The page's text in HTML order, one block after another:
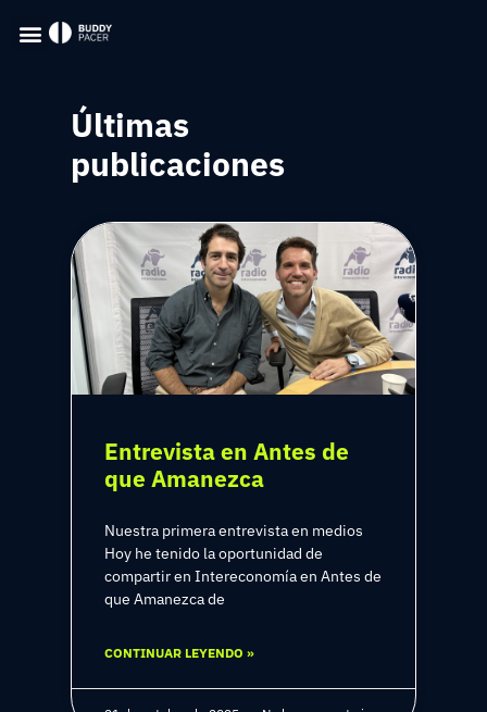
Últimas
publicaciones
Entrevista en Antes de
que Amanezca
Nuestra primera entrevista en medios
Hoy he tenido la oportunidad de
compartir en Intereconomía en Antes de
que Amanezca de
CONTINUAR LEYENDO »